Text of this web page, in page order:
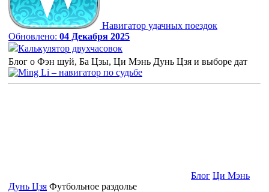
Навигатор удачных поездок
Обновлено: 04 Декабря 2025
Калькулятор двухчасовок
Блог о Фэн шуй, Ба Цзы, Ци Мэнь Дунь Цзя и выборе дат
Блог Ци Мэнь
Дунь Цзя Футбольное раздолье